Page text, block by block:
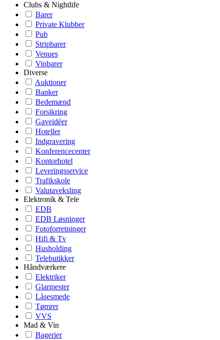
Clubs & Nightlife
Barer
Private Klubber
Pub
Stripbarer
Venues
Vinbarer
Diverse
Auktioner
Banker
Bedemænd
Forsikring
Gaveidéer
Hoteller
Indgravering
Konferencecenter
Kontorhotel
Leveringsservice
Trafikskole
Valutaveksling
Elektronik & Tele
EDB
EDB Løsninger
Fotoforretninger
Hifi & Tv
Husholding
Telebutikker
Håndværkere
Elektriker
Glarmester
Låsesmede
Tømrer
VVS
Mad & Vin
Bagerier